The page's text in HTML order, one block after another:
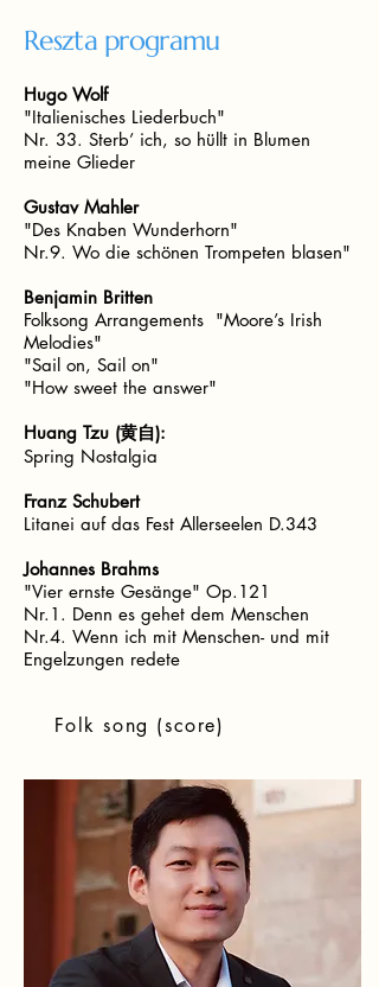
Reszta programu
Hugo Wolf
"Italienisches Liederbuch"
Nr. 33. Sterb’ ich, so hüllt in Blumen
meine Glieder
Gustav Mahler
"Des Knaben Wunderhorn"
Nr.9. Wo die schönen Trompeten blasen"
Benjamin Britten
Folksong Arrangements "Moore’s Irish
Melodies"
"Sail on, Sail on"
"How sweet the answer"
Huang Tzu (黄自):
Spring Nostalgia
Franz Schubert
Litanei auf das Fest Allerseelen D.343
Johannes Brahms
"Vier ernste Gesänge" Op.121
Nr.1. Denn es gehet dem Menschen
Nr.4. Wenn ich mit Menschen- und mit
Engelzungen redete
Folk song (score)